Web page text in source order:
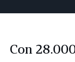
Con